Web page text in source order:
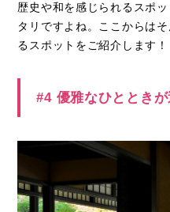
歴史や和を感じられるスポ
タリですよね。ここからは
るスポットをご紹介します！
#4 優雅なひとときが